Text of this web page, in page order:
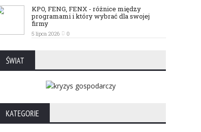
KPO, FENG, FENX - różnice między
programami i który wybrać dla swojej
firmy
5 lipca 2026 0
ŚWIAT
KATEGORIE